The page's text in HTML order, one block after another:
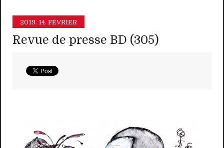
2019. 14. FÉVRIER
Revue de presse BD (305)